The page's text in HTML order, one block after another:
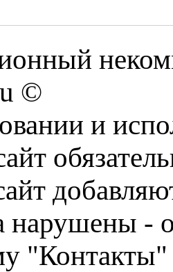
©
и
нарушены -
"Контакты"